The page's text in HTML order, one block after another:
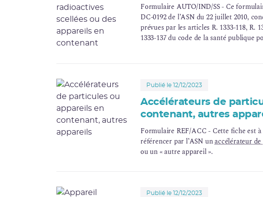
Formulaire AUTO/IND/SS - Ce
DC-0192 de l’ASN du 22 juillet 2010,
prévues par les articles R. 1333-118, R.
1333-137 du code de la santé publique
Publié le 12/12/2023
Accélérateurs de
contenant, autres
Formulaire REF/ACC - Cette fiche est
référencer par l’ASN unaccélérateur
ou un « autre appareil ».
Publié le 12/12/2023